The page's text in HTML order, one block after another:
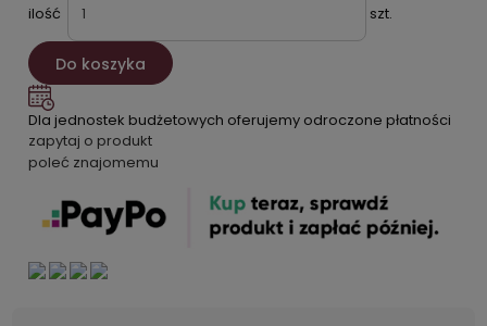
ilość szt.
Do koszyka
Dla jednostek budżetowych oferujemy odroczone płatności
zapytaj o produkt
poleć znajomemu